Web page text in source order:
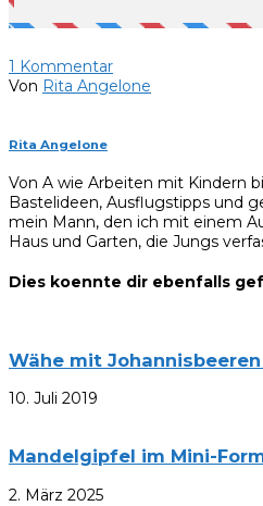
1 Kommentar
Von Rita Angelone
Rita Angelone
Von A wie Arbeiten mit Kindern
Bastelideen, Ausflugstipps und
mein Mann, den ich mit einem
Haus und Garten, die Jungs
Dies koennte dir ebenfalls
Wähe mit
10. Juli 2019
Mandelgipfel im Mini-
2. März 2025